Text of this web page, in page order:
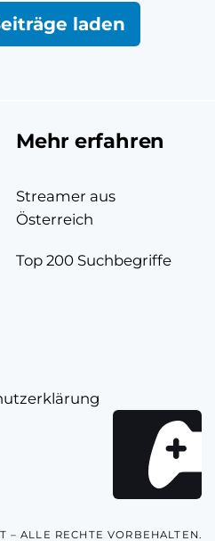
laden
Mehr erfahren
Streamer aus
Österreich
Top 200 Suchbegriffe
ALLE RECHTE VORBEHALTEN.